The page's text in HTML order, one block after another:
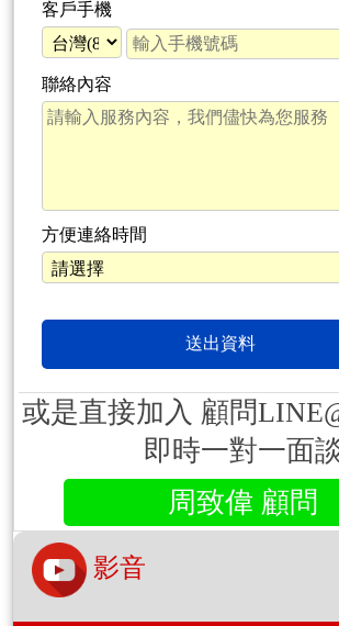
客戶手機
聯絡內容
方便連絡時間
或是直接加入 顧問
即時一對一面
周致偉 顧問
影音